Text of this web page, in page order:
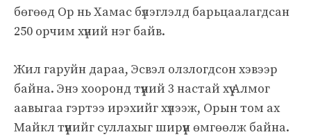
бөгөөд Ор нь Хамас бүлэглэлд барьцаалагдсан
250 орчим хүний ​​нэг байв.
Жил гаруйн дараа, Эсвэл олзлогдсон хэвээр
байна. Энэ хооронд түүний 3 настай хүү Алмог
аавыгаа гэртээ ирэхийг хүлээж, Орын том ах
Майкл түүнийг суллахыг ширүүн өмгөөлж байна.